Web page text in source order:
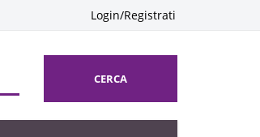
Login/Registrati
CERCA